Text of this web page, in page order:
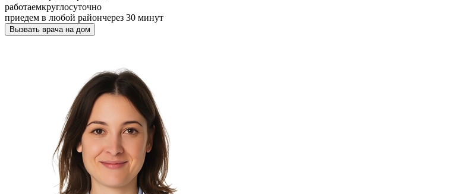
работаемкруглосуточно
приедем в любой райончерез 30 минут
Вызвать врача на дом